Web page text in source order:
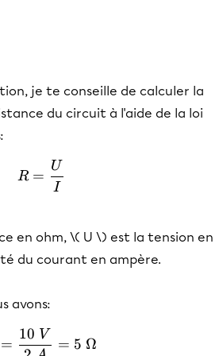
je te conseille de calculer la
du circuit à l'aide de la loi
R = \frac{U}{I}
R =
I
U
en ohm, \( U \) est la tension en
du courant en ampère.
avons:
R = \frac{10\ V}{2\ A} =
=
10 V
= 5 Ω